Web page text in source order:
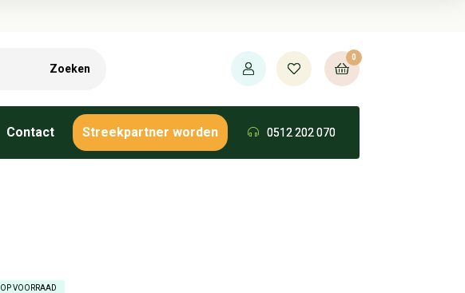
Zoeken
0
Contact Streekpartner worden 0512 202 070
OP VOORRAAD